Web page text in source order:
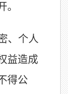
、个人
益造成
得公